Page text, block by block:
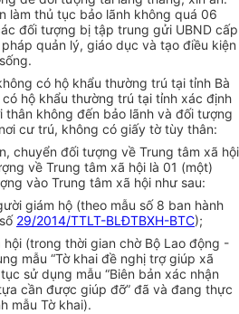
làm thủ tục bảo lãnh không quá 06
đối tượng bị tập trung gửi UBND cấp
quản lý, giáo dục và tạo điều kiện
có hộ khẩu thường trú tại tỉnh Bà
hộ khẩu thường trú tại tỉnh xác định
không đến bảo lãnh và đối tượng
cư trú, không có giấy tờ tùy thân:
chuyển đối tượng về Trung tâm xã hội
về Trung tâm xã hội là 01 (một)
vào Trung tâm xã hội như sau:
giám hộ (theo mẫu số 8 ban hành
29/2014/TTLT-BLĐTBXH-BTC);
(trong thời gian chờ Bộ Lao động -
mẫu “Tờ khai đề nghị trợ giúp xã
sử dụng mẫu “Biên bản xác nhận
cần được giúp đỡ” đã và đang thực
mẫu Tờ khai).